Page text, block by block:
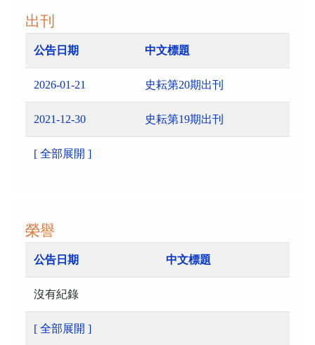
出刊
公告日期 中文標題
2026-01-21 史耘第20期出刊
2021-12-30 史耘第19期出刊
[ 全部展開 ]
榮譽
公告日期 中文標題
沒有紀錄
[ 全部展開 ]